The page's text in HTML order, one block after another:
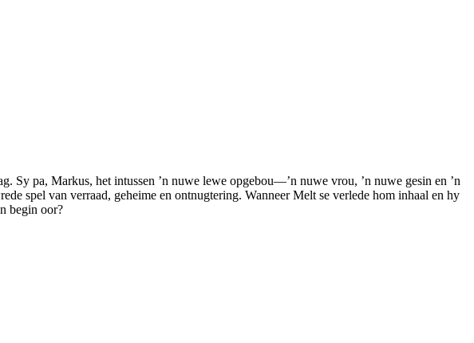
Sy pa, Markus, het intussen ’n nuwe lewe opgebou—’n nuwe vrou, ’n nuwe gesin en ’n
spel van verraad, geheime en ontnugtering. Wanneer Melt se verlede hom inhaal en hy
begin oor?